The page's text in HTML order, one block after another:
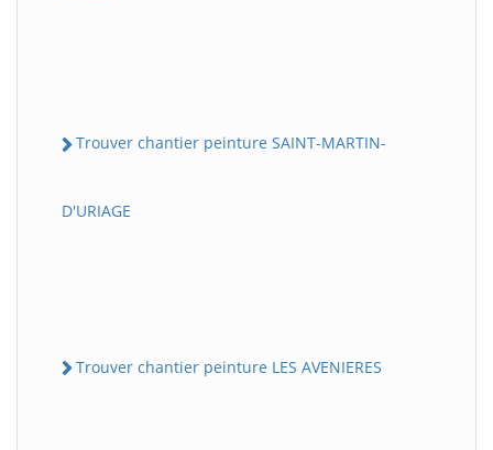
Trouver chantier peinture SAINT-MARTIN-
D'URIAGE
Trouver chantier peinture LES AVENIERES